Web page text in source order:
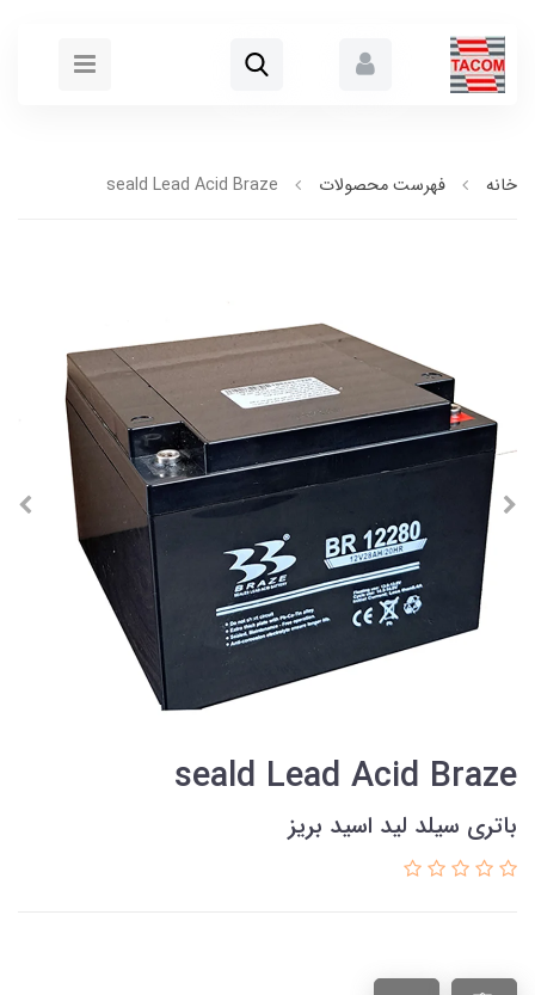
خانه فهرست محصولات seald Lead Acid Braze
seald Lead Acid Braze
باتری سیلد لید اسید بریز